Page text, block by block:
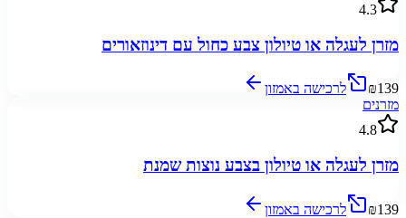
4.3
מזרן לעגלה או טיולון צבע כחול עם דינוזאורים
₪139
לרכישה באמזון
מזרנים
4.8
מזרן לעגלה או טיולון בצבע נוצות שמנת
₪139 לרכישה באמזון